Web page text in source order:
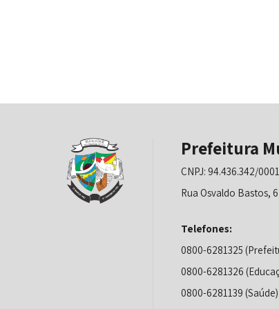
Prefeitura
CNPJ: 94.436.342/
Rua Osvaldo Bastos,
Telefones:
0800-6281325
0800-6281326
0800-6281139 (Saúde)